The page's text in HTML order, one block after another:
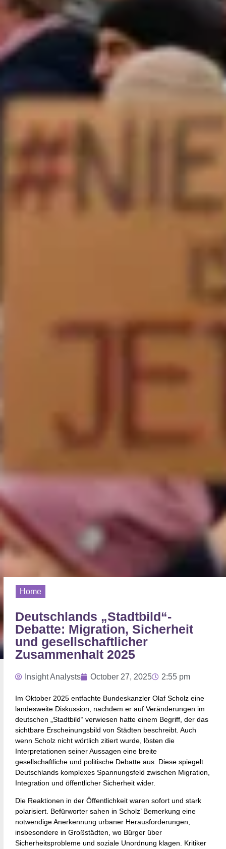
Home
Deutschlands „Stadtbild“-
Debatte: Migration, Sicherheit
und gesellschaftlicher
Zusammenhalt 2025
Insight Analysts October 27, 2025 2:55 pm
Im Oktober 2025 entfachte Bundeskanzler Olaf Scholz eine
landesweite Diskussion, nachdem er auf Veränderungen im
deutschen „Stadtbild“ verwiesen hatte einem Begriff, der das
sichtbare Erscheinungsbild von Städten beschreibt. Auch
wenn Scholz nicht wörtlich zitiert wurde, lösten die
Interpretationen seiner Aussagen eine breite
gesellschaftliche und politische Debatte aus. Diese spiegelt
Deutschlands komplexes Spannungsfeld zwischen Migration,
Integration und öffentlicher Sicherheit wider.
Die Reaktionen in der Öffentlichkeit waren sofort und stark
polarisiert. Befürworter sahen in Scholz’ Bemerkung eine
notwendige Anerkennung urbaner Herausforderungen,
insbesondere in Großstädten, wo Bürger über
Sicherheitsprobleme und soziale Unordnung klagen. Kritiker